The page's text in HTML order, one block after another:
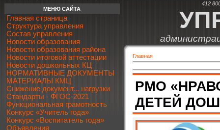
412
Главная
РМО
ДЕТЕЙ
МЕНЮ САЙТА
Главная страница
Структура управления
Состав управления
Новости образования
Новости образования района
Новости итоговой аттестации
Новости дошкольных КЦ
НОРМАТИВНЫЕ ДОКУМЕНТЫ
МАТЕРИАЛЫ КМЦ
Снижение документ... нагрузки
Стандарты - ФГОС-2021
Функциональная грамотность
Конкурс «Учитель года»
Конкурс «Воспитатель года»
Объявления